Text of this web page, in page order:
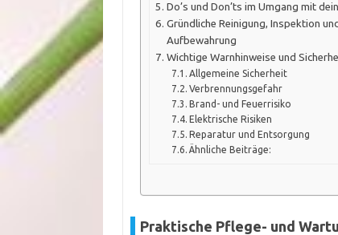
Do’s und Don’ts im Umgang mit
Gründliche Reinigung, Inspektion
Aufbewahrung
Wichtige Warnhinweise und
Allgemeine Sicherheit
Verbrennungsgefahr
Brand- und Feuerrisiko
Elektrische Risiken
Reparatur und Entsorgung
Ähnliche Beiträge:
Praktische Pflege- und